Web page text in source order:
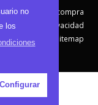
no
los
Configurar
Condiciones de compra
Política de Privacidad
Cookies
Sitemap